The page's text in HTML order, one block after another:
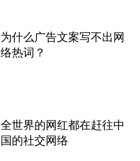
为什么广告文案写不出网
络热词？
全世界的网红都在赶往中
国的社交网络